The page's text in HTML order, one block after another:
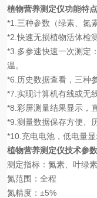
植物营养测定仪功能特点
*1. 三种参数（绿素、氮
*2.快速无损植物活体检
*3. 多参速快速一次测定
温。
*6. 历史数据查看，三种
*7. 实现计算机有线或无
*8. 彩屏测量结果显示，
*9. 测量数据保存方便、
*10. 充电电池，低电量显
植物营养测定仪技术参数
测定指标：氮素、叶绿
氮范围：全程
氮精度： ±5%